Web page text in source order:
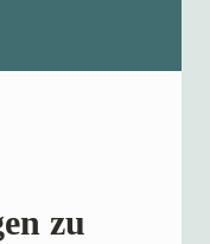
zu